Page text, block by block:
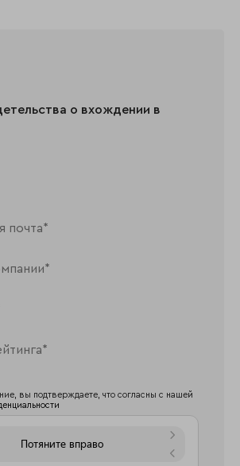
о вхождении в
вы подтверждаете, что согласны с нашей